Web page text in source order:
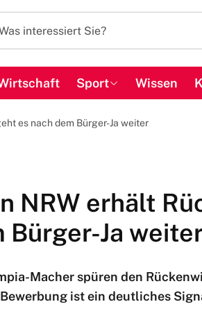
Sport Wissen
es nach dem Bürger-Ja weiter
NRW erhält
Bürger-Ja
Macher spüren den
ist ein deutliches